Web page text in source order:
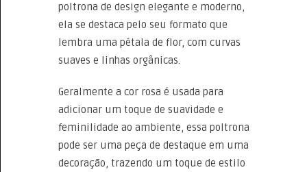
poltrona de design elegante e moderno,
ela se destaca pelo seu formato que
lembra uma pétala de flor, com curvas
suaves e linhas orgânicas.
Geralmente a cor rosa é usada para
adicionar um toque de suavidade e
feminilidade ao ambiente, essa poltrona
pode ser uma peça de destaque em uma
decoração, trazendo um toque de estilo